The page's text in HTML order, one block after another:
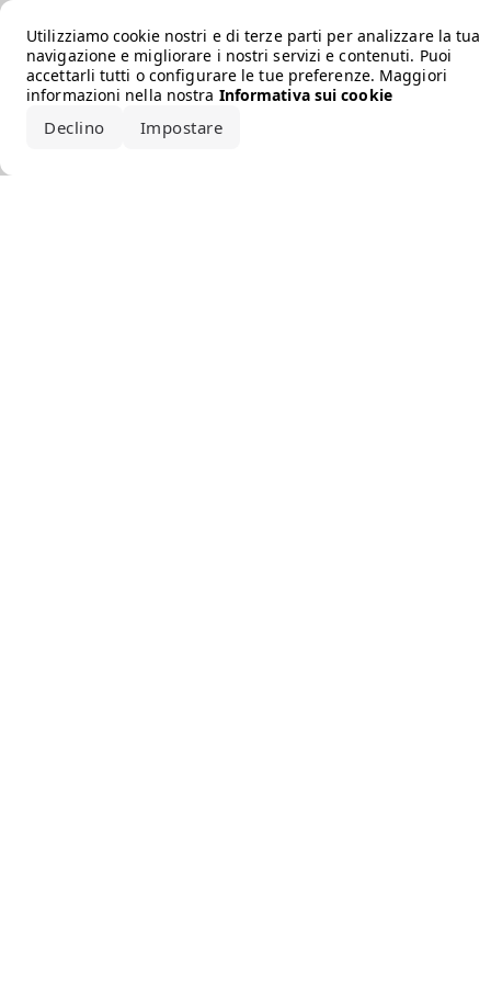
Utilizziamo cookie nostri e di terze parti per analizzare la tua
navigazione e migliorare i nostri servizi e contenuti. Puoi
accettarli tutti o configurare le tue preferenze. Maggiori
informazioni nella nostra Informativa sui cookie
Declino Impostare
Error loading the brand